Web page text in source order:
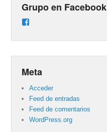
Grupo en Facebook
en
Meta
Acceder
Feed de entradas
Feed de comentarios
WordPress.org